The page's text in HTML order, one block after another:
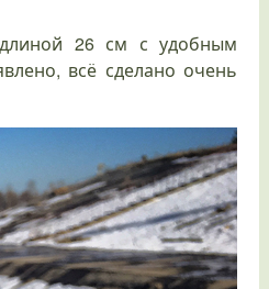
длиной 26 см с удобным
всё сделано очень